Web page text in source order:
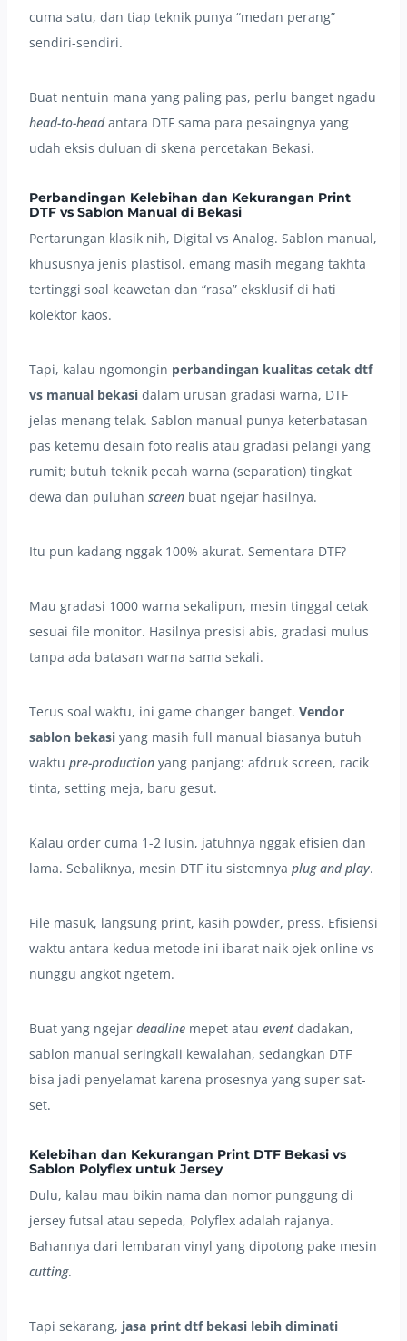
cuma satu, dan tiap teknik punya “medan perang”
sendiri-sendiri.
Buat nentuin mana yang paling pas, perlu banget ngadu
head-to-headantara DTF sama para pesaingnya yang
udah eksis duluan di skena percetakan Bekasi.
Perbandingan Kelebihan dan Kekurangan Print
DTF vs Sablon Manual di Bekasi
Pertarungan klasik nih, Digital vs Analog. Sablon manual,
khususnya jenis plastisol, emang masih megang takhta
tertinggi soal keawetan dan “rasa” eksklusif di hati
kolektor kaos.
Tapi, kalau ngomongin perbandingan kualitas cetak dtf
vs manual bekasi dalam urusan gradasi warna, DTF
jelas menang telak. Sablon manual punya keterbatasan
pas ketemu desain foto realis atau gradasi pelangi yang
rumit; butuh teknik pecah warna (separation) tingkat
dewa dan puluhan screen buat ngejar hasilnya.
Itu pun kadang nggak 100% akurat. Sementara DTF?
Mau gradasi 1000 warna sekalipun, mesin tinggal cetak
sesuai file monitor. Hasilnya presisi abis, gradasi mulus
tanpa ada batasan warna sama sekali.
Terus soal waktu, ini game changer banget. Vendor
sablon bekasi yang masih full manual biasanya butuh
waktu pre-production yang panjang: afdruk screen, racik
tinta, setting meja, baru gesut.
Kalau order cuma 1-2 lusin, jatuhnya nggak efisien dan
lama. Sebaliknya, mesin DTF itu sistemnya plug and play.
File masuk, langsung print, kasih powder, press. Efisiensi
waktu antara kedua metode ini ibarat naik ojek online vs
nunggu angkot ngetem.
Buat yang ngejar deadline mepet atau eventdadakan,
sablon manual seringkali kewalahan, sedangkan DTF
bisa jadi penyelamat karena prosesnya yang super sat-
set.
Kelebihan dan Kekurangan Print DTF Bekasi vs
Sablon Polyflex untuk Jersey
Dulu, kalau mau bikin nama dan nomor punggung di
jersey futsal atau sepeda, Polyflex adalah rajanya.
Bahannya dari lembaran vinyl yang dipotong pake mesin
cutting.
Tapi sekarang, jasa print dtf bekasi lebih diminati